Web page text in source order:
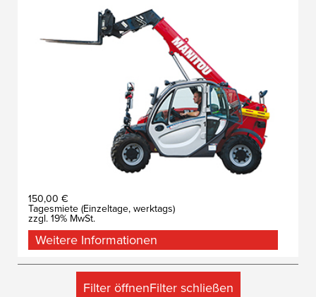
150,00 €
Tagesmiete (Einzeltage, werktags)
zzgl. 19% MwSt.
Weitere Informationen
Filter öffnenFilter schließen